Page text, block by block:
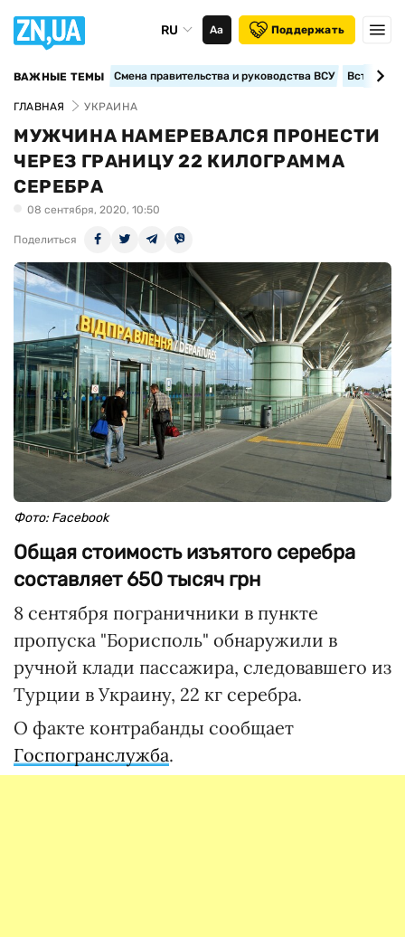
RU Аа Поддержать
ВАЖНЫЕ ТЕМЫ Смена правительства и руководства ВСУ
ГЛАВНАЯ УКРАИНА
МУЖЧИНА НАМЕРЕВАЛСЯ ПРОНЕСТИ
ЧЕРЕЗ ГРАНИЦУ 22 КИЛОГРАММА
СЕРЕБРА
08 сентября, 2020, 10:50
Поделиться
Фото: Facebook
Общая стоимость изъятого серебра
составляет 650 тысяч грн
8 сентября пограничники в пункте
пропуска "Борисполь" обнаружили в
ручной клади пассажира, следовавшего из
Турции в Украину, 22 кг серебра.
О факте контрабанды сообщает
Госпогранслужба.